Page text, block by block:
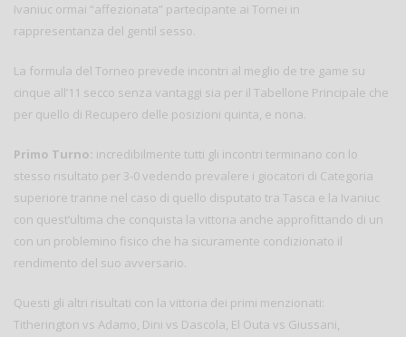
Ivaniuc ormai “affezionata” partecipante ai Tornei in
rappresentanza del gentil sesso.
La formula del Torneo prevede incontri al meglio de tre game su
cinque all’11 secco senza vantaggi sia per il Tabellone Principale che
per quello di Recupero delle posizioni quinta, e nona.
Primo Turno: incredibilmente tutti gli incontri terminano con lo
stesso risultato per 3-0 vedendo prevalere i giocatori di Categoria
superiore tranne nel caso di quello disputato tra Tasca e la Ivaniuc
con quest’ultima che conquista la vittoria anche approfittando di un
con un problemino fisico che ha sicuramente condizionato il
rendimento del suo avversario.
Questi gli altri risultati con la vittoria dei primi menzionati:
Titherington vs Adamo, Dini vs Dascola, El Outa vs Giussani,